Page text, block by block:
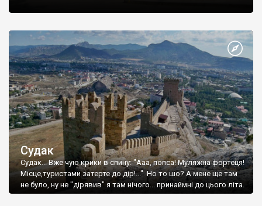
Судак
Судак... Вже чую крики в спину: "Ааа, попса! Муляжна фортеця!
Місце,туристами затерте до дір!..." Но то шо? А мене ще там
не було, ну не "дірявив" я там нічого... принаймні до цього літа.